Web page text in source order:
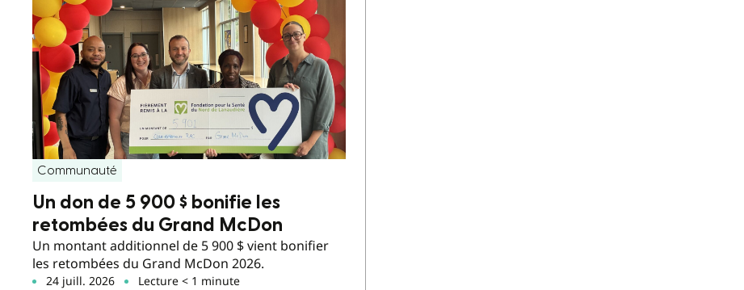
Communauté
Un don de 5 900 $ bonifie les
retombées du Grand McDon
Un montant additionnel de 5 900 $ vient bonifier
les retombées du Grand McDon 2026.
24 juill. 2026 Lecture < 1 minute